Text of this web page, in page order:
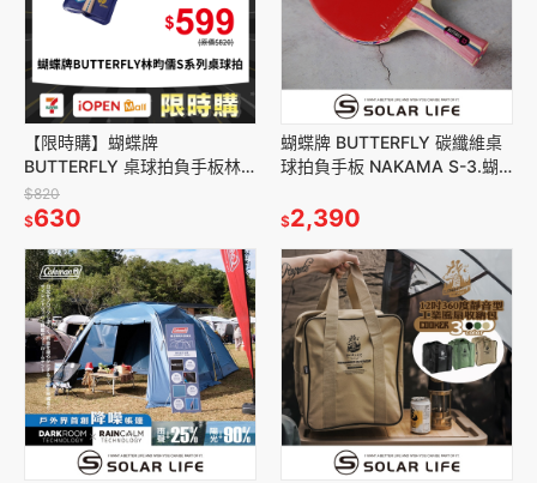
【限時購】蝴蝶牌
BUTTERFLY 桌球拍負手板林
昀儒S系列 Lin Yun-Ju S-1.桌
球球拍 貼皮負手板
$820
$630
蝴蝶牌 BUTTERFLY 碳纖維桌
球拍負手板 NAKAMA S-3.蝴
球拍桌球 刀板
$2,390